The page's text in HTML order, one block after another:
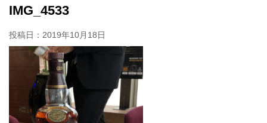
IMG_4533
投稿日： 2019年10月18日